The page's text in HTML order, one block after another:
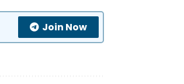
Join Now